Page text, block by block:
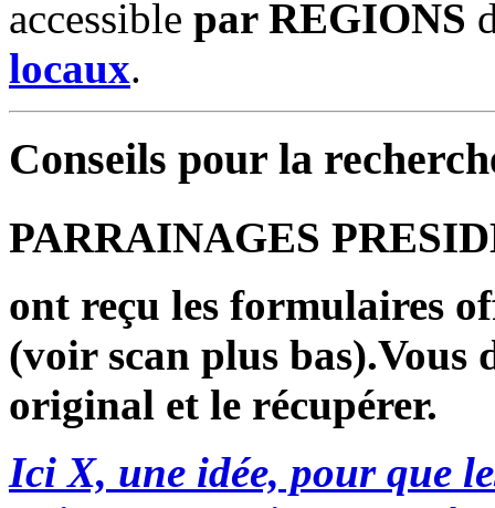
accessible par REGIONS
locaux.
Conseils pour la
PARRAINAGES
ont reçu les formulaires
(voir scan plus
original et le récupérer.
Ici X, une idée, pour que